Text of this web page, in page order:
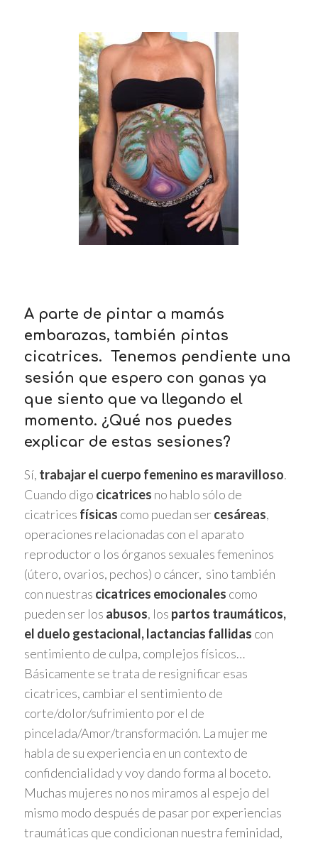
A parte de pintar a mamás
embarazas, también pintas
cicatrices. Tenemos pendiente una
sesión que espero con ganas ya
que siento que va llegando el
momento. ¿Qué nos puedes
explicar de estas sesiones?
Sí, trabajar el cuerpo femenino es maravilloso.
Cuando digo cicatrices no hablo sólo de
cicatrices físicas como puedan sercesáreas,
operaciones relacionadas con el aparato
reproductor o los órganos sexuales femeninos
(útero, ovarios, pechos) o cáncer, sino también
con nuestras cicatrices emocionales como
pueden ser los abusos, los partos traumáticos,
el duelo gestacional, lactancias fallidas con
sentimiento de culpa, complejos físicos…
Básicamente se trata de resignificar esas
cicatrices, cambiar el sentimiento de
corte/dolor/sufrimiento por el de
pincelada/Amor/transformación. La mujer me
habla de su experiencia en un contexto de
confidencialidad y voy dando forma al boceto.
Muchas mujeres no nos miramos al espejo del
mismo modo después de pasar por experiencias
traumáticas que condicionan nuestra feminidad,